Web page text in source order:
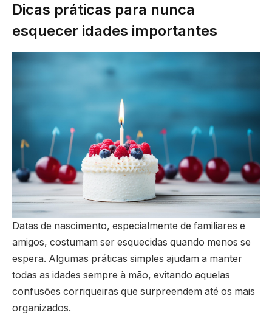
Dicas práticas para nunca
esquecer idades importantes
Datas de nascimento, especialmente de familiares e
amigos, costumam ser esquecidas quando menos se
espera. Algumas práticas simples ajudam a manter
todas as idades sempre à mão, evitando aquelas
confusões corriqueiras que surpreendem até os mais
organizados.